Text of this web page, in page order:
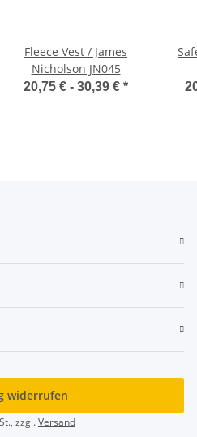
Fleece Vest / James
Nicholson JN045
20,75 € - 30,39 € *
widerrufen
zzgl.Versand